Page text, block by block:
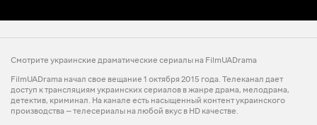
Смотрите украинские драматические сериалы на FilmUADrama
FilmUADrama начал свое вещание 1 октября 2015 года. Телеканал дает
доступ к трансляциям украинских сериалов в жанре драма, мелодрама,
детектив, криминал. На канале есть насыщенный контент украинского
производства — телесериалы на любой вкус в HD качестве.